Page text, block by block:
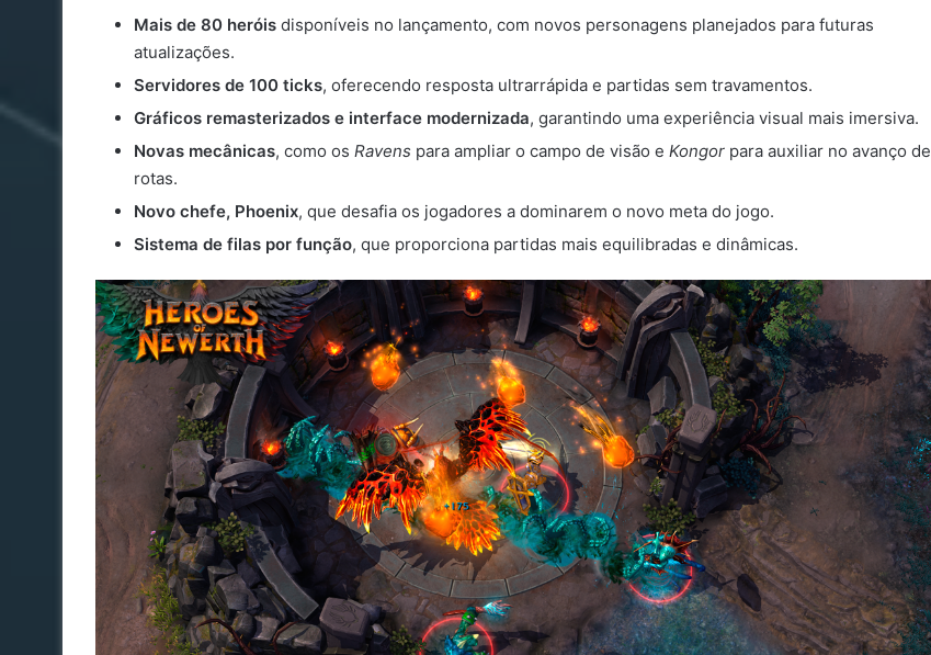
Mais de 80 heróis disponíveis no lançamento, com novos personagens planejados para futuras
atualizações.
Servidores de 100 ticks, oferecendo resposta ultrarrápida e partidas sem travamentos.
Gráficos remasterizados e interface modernizada, garantindo uma experiência visual mais imersiva.
Novas mecânicas, como os Ravens para ampliar o campo de visão e Kongor para auxiliar no avanço de
rotas.
Novo chefe, Phoenix, que desafia os jogadores a dominarem o novo meta do jogo.
Sistema de filas por função, que proporciona partidas mais equilibradas e dinâmicas.